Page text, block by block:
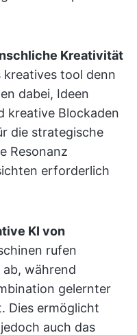
Kreativität
kreatives tool denn
dabei, Ideen
kreative Blockaden
die strategische
Resonanz
erforderlich
KI von
rufen
während
gelernter
Dies ermöglicht
auch das